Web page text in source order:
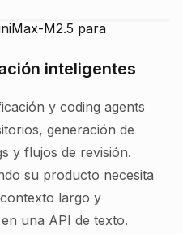
inteligentes
y coding agents
generación de
y flujos de revisión.
su producto necesita
largo y
una API de texto.